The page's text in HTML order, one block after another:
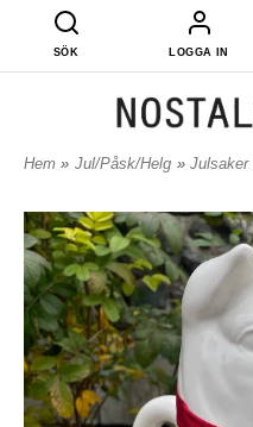
SÖK LOGGA IN
Hem » Jul/Påsk/Helg » Julsaker